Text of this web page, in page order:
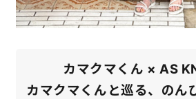
カマクマくん × AS
カマクマくんと巡る、のん